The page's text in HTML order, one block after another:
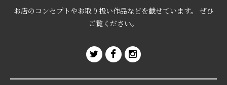
お店のコンセプトやお取り扱い作品などを載せています。 ぜひ
ご覧ください。